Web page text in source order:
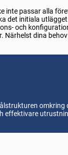
inte passar alla
det initiala
och
dina
effektivare